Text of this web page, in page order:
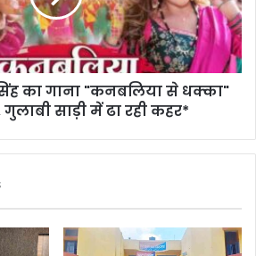
का गाना "कनबलिया से धक्का"
साड़ी में ढा रही कहर*